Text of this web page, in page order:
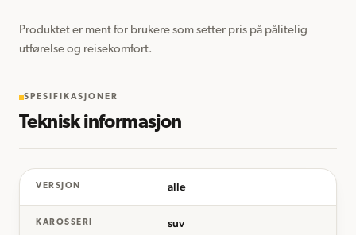
Produktet er ment for brukere som setter pris på pålitelig
utførelse og reisekomfort.
SPESIFIKASJONER
Teknisk informasjon
VERSJON alle
KAROSSERI suv